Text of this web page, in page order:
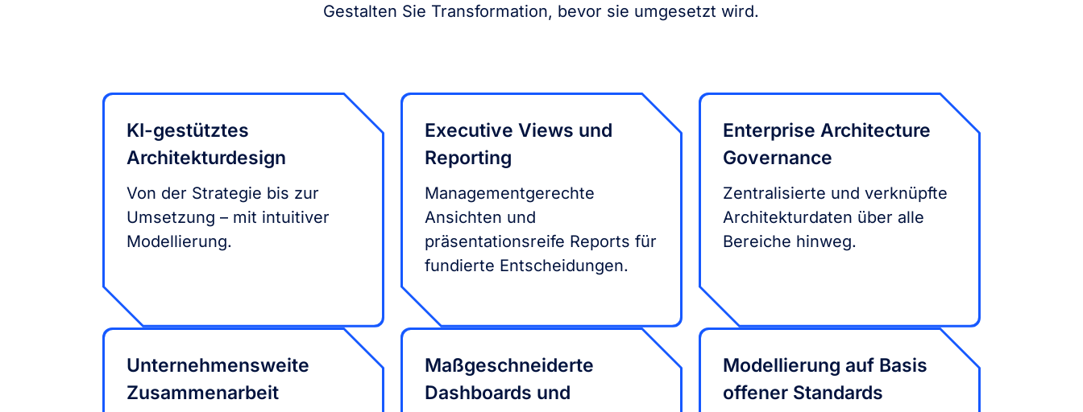
Gestalten Sie Transformation, bevor sie umgesetzt wird.
KI-gestütztes
Architekturdesign
Von der Strategie bis zur
Umsetzung – mit intuitiver
Modellierung.
Executive Views und
Reporting
Managementgerechte
Ansichten und
präsentationsreife Reports für
fundierte Entscheidungen.
Enterprise Architecture
Governance
Zentralisierte und verknüpfte
Architekturdaten über alle
Bereiche hinweg.
Unternehmensweite
Zusammenarbeit
Maßgeschneiderte
Dashboards und
Modellierung auf Basis
offener Standards